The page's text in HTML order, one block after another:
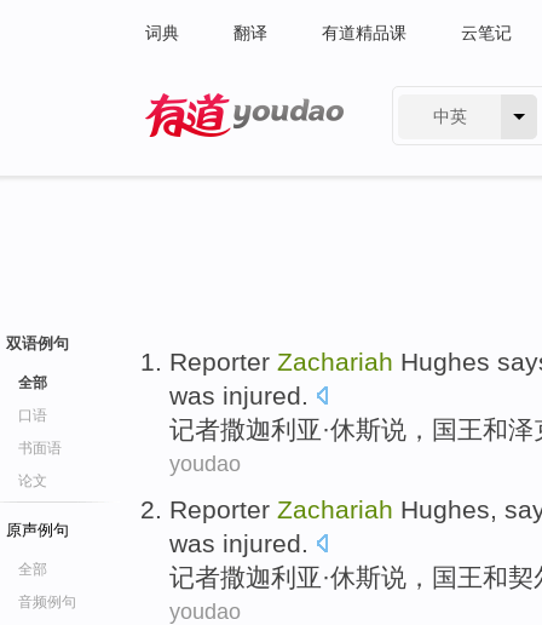
词典 翻译 有道精品课 云笔记
中英
双语例句
全部
口语
书面语
论文
原声例句
全部
音频例句
Reporter Zachariah Hughes
was injured.
记者撒迦利亚·休斯说 ， 国王和泽
youdao
Reporter Zachariah Hughes,
was injured.
记者撒迦利亚·休斯说 ， 国王和契
youdao